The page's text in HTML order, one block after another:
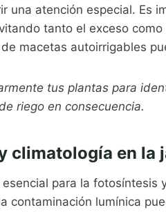
una atención especial. Es
tanto el exceso
macetas autoirrigables
tus plantas para
riego en consecuencia.
climatología en la
para la
contaminación lumínica